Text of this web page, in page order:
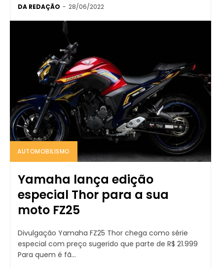
DA REDAÇÃO - 28/06/2022
AUTOMOBILISMO
Yamaha lança edição
especial Thor para a sua
moto FZ25
Divulgação Yamaha FZ25 Thor chega como série
especial com preço sugerido que parte de R$ 21.999
Para quem é fã...